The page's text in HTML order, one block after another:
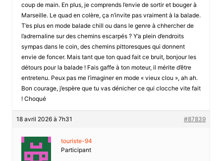
coup de main. En plus, je comprends l’envie de sortir et bouger à
Marseille. Le quad en colère, ça n’invite pas vraiment à la balade.
T’es plus en mode balade chill ou dans le genre à chhercher de
l’adrernaline sur des chemins escarpés ? Y’a plein d’endroits
sympas dans le coin, des chemins pittoresques qui donnent
envie de foncer. Mais tant que ton quad fait ce bruit, bonjour les
détours pour la balade ! Fais gaffe à ton moteur, il mérite d’être
entretenu. Peux pas me l’imaginer en mode « vieux clou », ah ah.
Bon courage, j’espère que tu vas dénicher ce qui clocche vite fait
! Choqué
18 avril 2026 à 7h31 #87839
touriste-94
Participant